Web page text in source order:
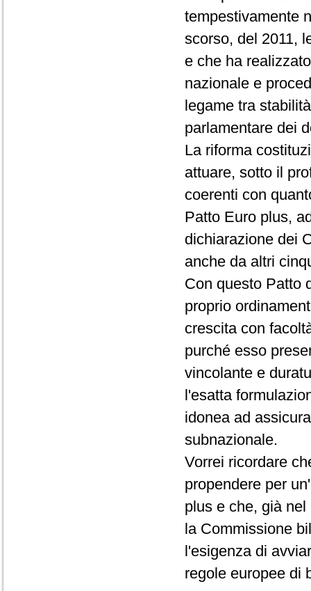
tempestivamente
scorso, del 2011,
e che ha
nazionale e
legame tra
parlamentare dei
La riforma
attuare, sotto il
coerenti con
Patto Euro plus,
dichiarazione dei
anche da altri
Con questo Patto
proprio
crescita con
purché esso
vincolante e
l'esatta
idonea ad
subnazionale.
Vorrei ricordare
propendere per
plus e che, già
la Commissione
l'esigenza di
regole europee di